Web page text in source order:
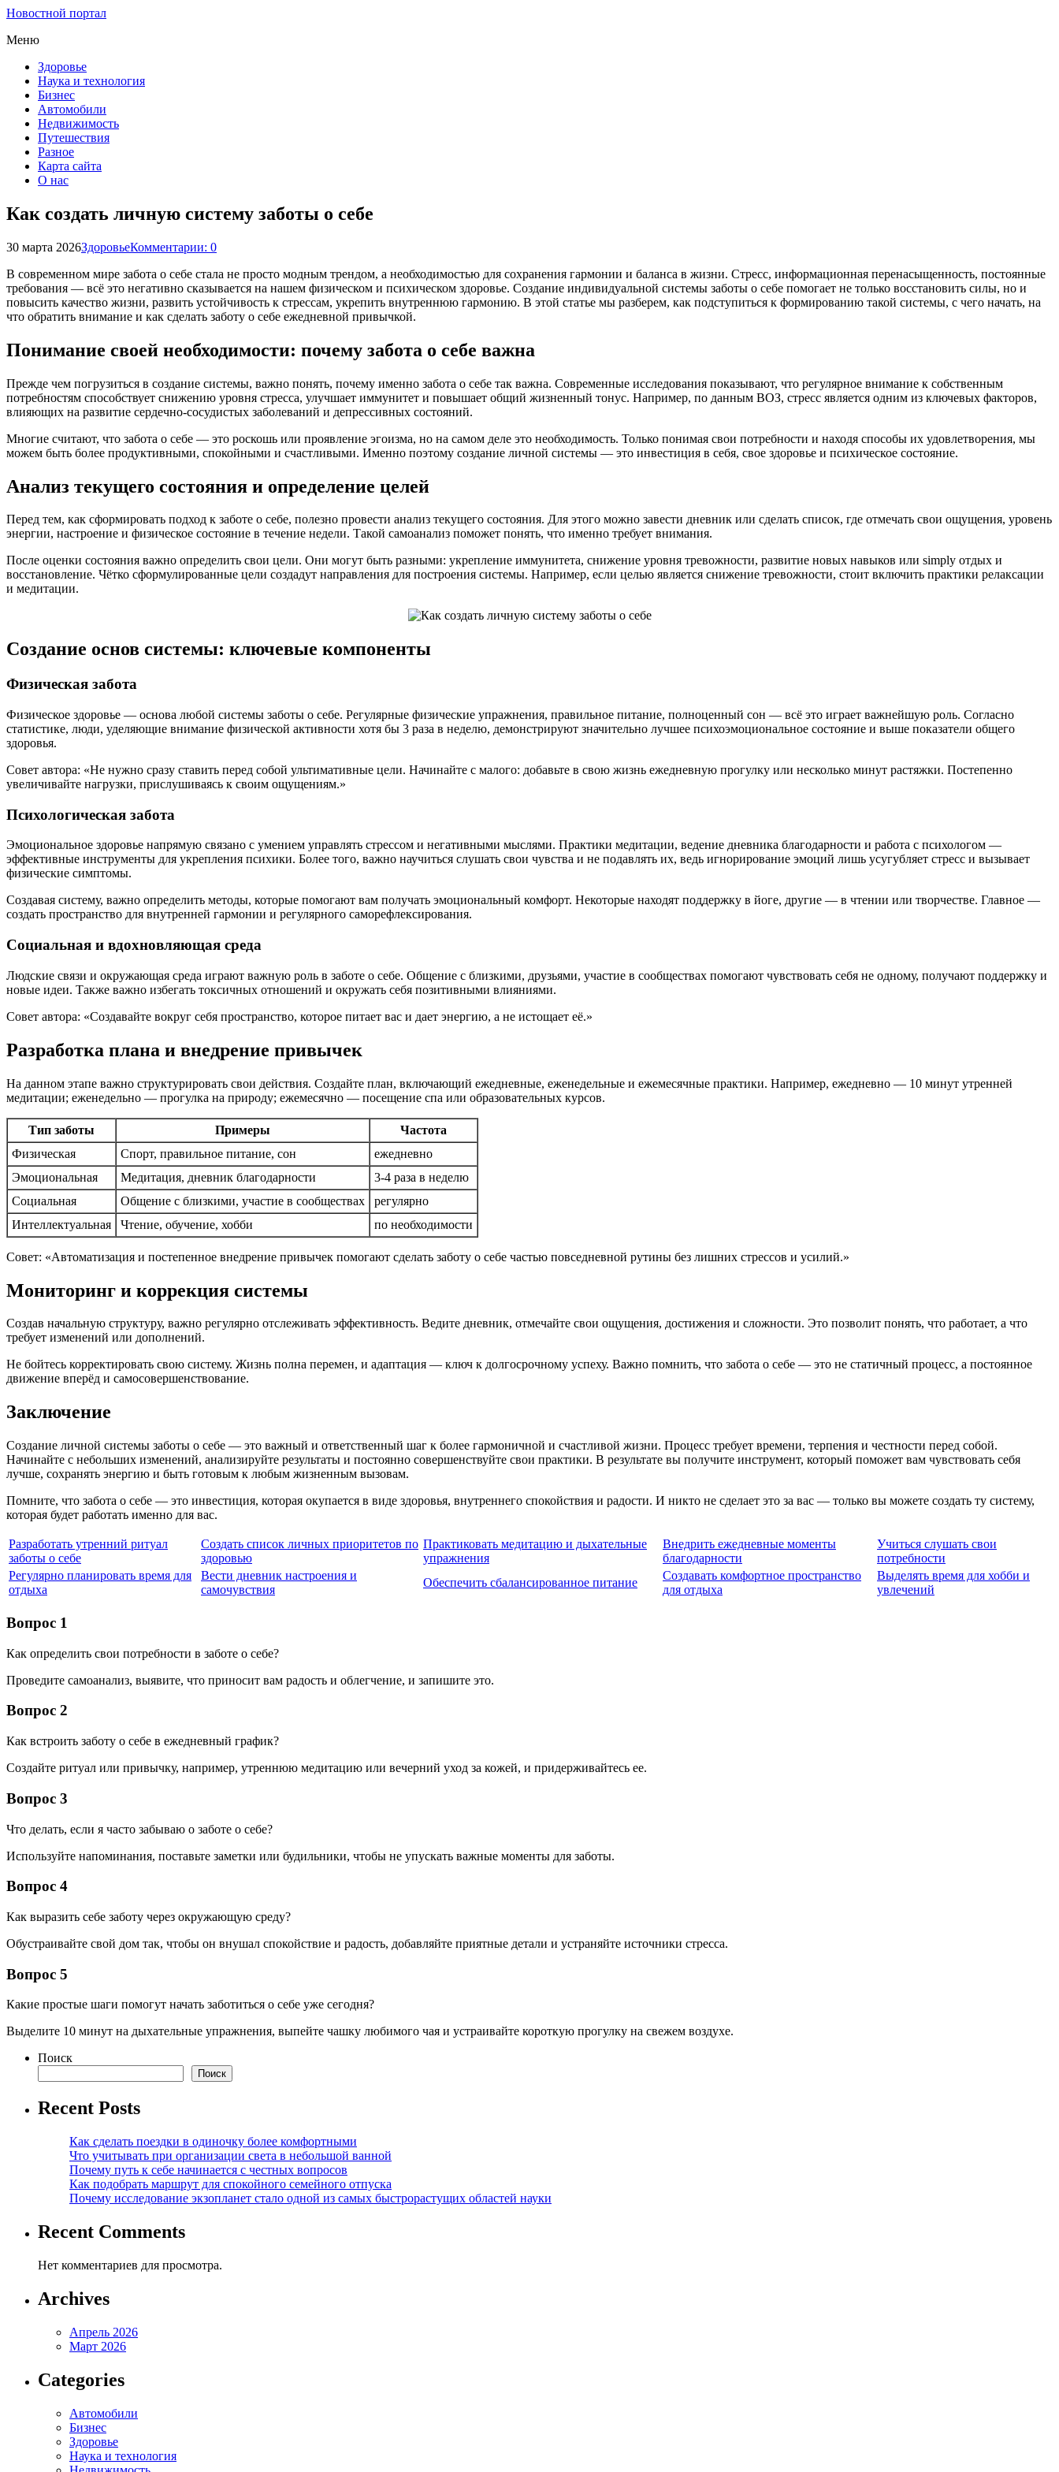
Новостной портал
Меню
Здоровье
Наука и технология
Бизнес
Автомобили
Недвижимость
Путешествия
Разное
Карта сайта
О нас
Как создать личную систему заботы о себе
30 марта 2026ЗдоровьеКомментарии: 0
В современном мире забота о себе стала не просто модным трендом, а необходимостью для сохранения гармонии и баланса в жизни. Стресс, информационная перенасыщенность, постоянные
требования — всё это негативно сказывается на нашем физическом и психическом здоровье. Создание индивидуальной системы заботы о себе помогает не только восстановить силы, но и
повысить качество жизни, развить устойчивость к стрессам, укрепить внутреннюю гармонию. В этой статье мы разберем, как подступиться к формированию такой системы, с чего начать, на
что обратить внимание и как сделать заботу о себе ежедневной привычкой.
Понимание своей необходимости: почему забота о себе важна
Прежде чем погрузиться в создание системы, важно понять, почему именно забота о себе так важна. Современные исследования показывают, что регулярное внимание к собственным
потребностям способствует снижению уровня стресса, улучшает иммунитет и повышает общий жизненный тонус. Например, по данным ВОЗ, стресс является одним из ключевых факторов,
влияющих на развитие сердечно-сосудистых заболеваний и депрессивных состояний.
Многие считают, что забота о себе — это роскошь или проявление эгоизма, но на самом деле это необходимость. Только понимая свои потребности и находя способы их удовлетворения, мы
можем быть более продуктивными, спокойными и счастливыми. Именно поэтому создание личной системы — это инвестиция в себя, свое здоровье и психическое состояние.
Анализ текущего состояния и определение целей
Перед тем, как сформировать подход к заботе о себе, полезно провести анализ текущего состояния. Для этого можно завести дневник или сделать список, где отмечать свои ощущения, уровень
энергии, настроение и физическое состояние в течение недели. Такой самоанализ поможет понять, что именно требует внимания.
После оценки состояния важно определить свои цели. Они могут быть разными: укрепление иммунитета, снижение уровня тревожности, развитие новых навыков или simply отдых и
восстановление. Чётко сформулированные цели создадут направления для построения системы. Например, если целью является снижение тревожности, стоит включить практики релаксации
и медитации.
Создание основ системы: ключевые компоненты
Физическая забота
Физическое здоровье — основа любой системы заботы о себе. Регулярные физические упражнения, правильное питание, полноценный сон — всё это играет важнейшую роль. Согласно
статистике, люди, уделяющие внимание физической активности хотя бы 3 раза в неделю, демонстрируют значительно лучшее психоэмоциональное состояние и выше показатели общего
здоровья.
Совет автора: «Не нужно сразу ставить перед собой ультимативные цели. Начинайте с малого: добавьте в свою жизнь ежедневную прогулку или несколько минут растяжки. Постепенно
увеличивайте нагрузки, прислушиваясь к своим ощущениям.»
Психологическая забота
Эмоциональное здоровье напрямую связано с умением управлять стрессом и негативными мыслями. Практики медитации, ведение дневника благодарности и работа с психологом —
эффективные инструменты для укрепления психики. Более того, важно научиться слушать свои чувства и не подавлять их, ведь игнорирование эмоций лишь усугубляет стресс и вызывает
физические симптомы.
Создавая систему, важно определить методы, которые помогают вам получать эмоциональный комфорт. Некоторые находят поддержку в йоге, другие — в чтении или творчестве. Главное —
создать пространство для внутренней гармонии и регулярного саморефлексирования.
Социальная и вдохновляющая среда
Людские связи и окружающая среда играют важную роль в заботе о себе. Общение с близкими, друзьями, участие в сообществах помогают чувствовать себя не одному, получают поддержку и
новые идеи. Также важно избегать токсичных отношений и окружать себя позитивными влияниями.
Совет автора: «Создавайте вокруг себя пространство, которое питает вас и дает энергию, а не истощает её.»
Разработка плана и внедрение привычек
На данном этапе важно структурировать свои действия. Создайте план, включающий ежедневные, еженедельные и ежемесячные практики. Например, ежедневно — 10 минут утренней
медитации; еженедельно — прогулка на природу; ежемесячно — посещение спа или образовательных курсов.
Тип заботы Примеры
Частота
Физическая
Спорт, правильное питание, сон
ежедневно
Эмоциональная
Медитация, дневник благодарности
3-4 раза в неделю
Социальная
Общение с близкими, участие в сообществах
регулярно
Интеллектуальная
Чтение, обучение, хобби по необходимости
Совет: «Автоматизация и постепенное внедрение привычек помогают сделать заботу о себе частью повседневной рутины без лишних стрессов и усилий.»
Мониторинг и коррекция системы
Создав начальную структуру, важно регулярно отслеживать эффективность. Ведите дневник, отмечайте свои ощущения, достижения и сложности. Это позволит понять, что работает, а что
требует изменений или дополнений.
Не бойтесь корректировать свою систему. Жизнь полна перемен, и адаптация — ключ к долгосрочному успеху. Важно помнить, что забота о себе — это не статичный процесс, а постоянное
движение вперёд и самосовершенствование.
Заключение
Создание личной системы заботы о себе — это важный и ответственный шаг к более гармоничной и счастливой жизни. Процесс требует времени, терпения и честности перед собой.
Начинайте с небольших изменений, анализируйте результаты и постоянно совершенствуйте свои практики. В результате вы получите инструмент, который поможет вам чувствовать себя
лучше, сохранять энергию и быть готовым к любым жизненным вызовам.
Помните, что забота о себе — это инвестиция, которая окупается в виде здоровья, внутреннего спокойствия и радости. И никто не сделает это за вас — только вы можете создать ту систему,
которая будет работать именно для вас.
Разработать утренний ритуал
заботы о себе
Создать список личных приоритетов по
здоровью
Практиковать медитацию и дыхательные
упражнения
Внедрить ежедневные моменты
благодарности
Учиться слушать свои
потребности
Регулярно планировать время для
отдыха
Вести дневник настроения и
самочувствия
Обеспечить сбалансированное питание
Создавать комфортное пространство
для отдыха
Выделять время для хобби и
увлечений
Вопрос 1
Как определить свои потребности в заботе о себе?
Проведите самоанализ, выявите, что приносит вам радость и облегчение, и запишите это.
Вопрос 2
Как встроить заботу о себе в ежедневный график?
Создайте ритуал или привычку, например, утреннюю медитацию или вечерний уход за кожей, и придерживайтесь ее.
Вопрос 3
Что делать, если я часто забываю о заботе о себе?
Используйте напоминания, поставьте заметки или будильники, чтобы не упускать важные моменты для заботы.
Вопрос 4
Как выразить себе заботу через окружающую среду?
Обустраивайте свой дом так, чтобы он внушал спокойствие и радость, добавляйте приятные детали и устраняйте источники стресса.
Вопрос 5
Какие простые шаги помогут начать заботиться о себе уже сегодня?
Выделите 10 минут на дыхательные упражнения, выпейте чашку любимого чая и устраивайте короткую прогулку на свежем воздухе.
Поиск
Поиск
Recent Posts
Как сделать поездки в одиночку более комфортными
Что учитывать при организации света в небольшой ванной
Почему путь к себе начинается с честных вопросов
Как подобрать маршрут для спокойного семейного отпуска
Почему исследование экзопланет стало одной из самых быстрорастущих областей науки
Recent Comments
Нет комментариев для просмотра.
Archives
Апрель 2026
Март 2026
Categories
Автомобили
Бизнес
Здоровье
Наука и технология